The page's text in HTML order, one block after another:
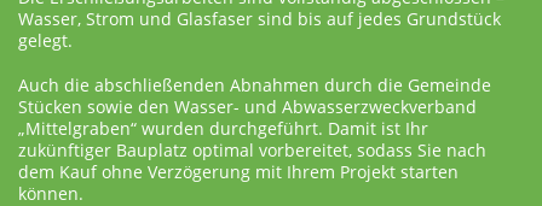
Wasser, Strom und Glasfaser sind bis auf jedes Grundstück
gelegt.
Auch die abschließenden Abnahmen durch die Gemeinde
Stücken sowie den Wasser- und Abwasserzweckverband
„Mittelgraben“ wurden durchgeführt. Damit ist Ihr
zukünftiger Bauplatz optimal vorbereitet, sodass Sie nach
dem Kauf ohne Verzögerung mit Ihrem Projekt starten
können.